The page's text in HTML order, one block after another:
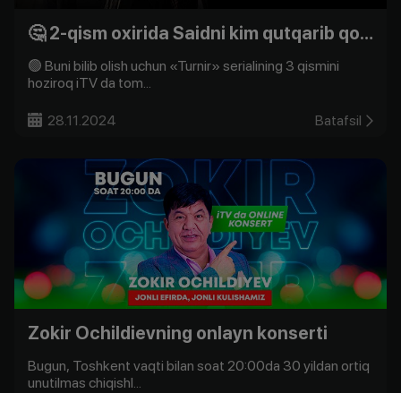
🤔 2-qism oxirida Saidni kim qutqarib qoldi?
🟢 Buni bilib olish uchun «Turnir» serialining 3 qismini
hoziroq iTV da tom...
28.11.2024 Batafsil
Zokir Ochildievning onlayn konserti
Bugun, Toshkent vaqti bilan soat 20:00da 30 yildan ortiq
unutilmas chiqishl...